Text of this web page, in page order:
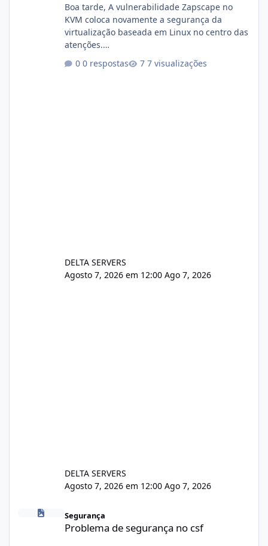
Boa tarde, A vulnerabilidade Zapscape no
KVM coloca novamente a segurança da
virtualização baseada em Linux no centro das
atenções.
https://cloudlinux.statuspage.io/incidents/dlr
xjx23zz5f Criamos uma breve explicação:
0 respostas 7 visualizações
DELTA SERVERS
Agosto 7, 2026 em 12:00 Ago 7, 2026
DELTA SERVERS
Agosto 7, 2026 em 12:00 Ago 7, 2026
Problema de segurança no csf
Segurança
Problema de segurança no csf